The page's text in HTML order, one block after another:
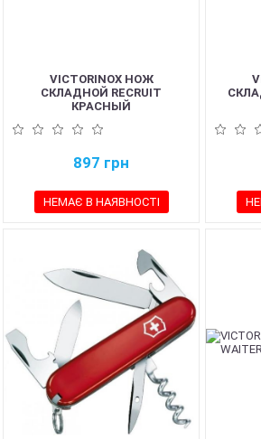
VICTORINOX НОЖ
СКЛАДНОЙ RECRUIT
КРАСНЫЙ
897 грн
НЕМАЄ В НАЯВНОСТІ